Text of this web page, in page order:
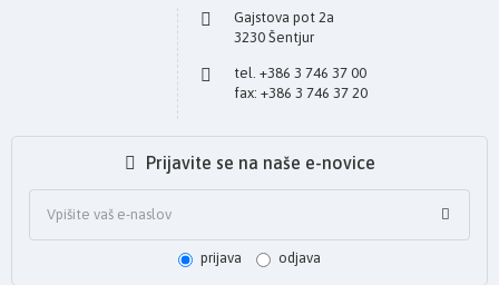
Gajstova pot 2a
3230 Šentjur
tel. +386 3 746 37 00
fax: +386 3 746 37 20
Prijavite se na naše e-novice
prijava odjava